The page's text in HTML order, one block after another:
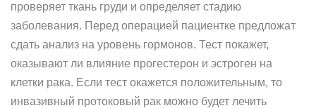
проверяет ткань груди и определяет стадию
заболевания. Перед операцией пациентке предложат
сдать анализ на уровень гормонов. Тест покажет,
оказывают ли влияние прогестерон и эстроген на
клетки рака. Если тест окажется положительным, то
инвазивный протоковый рак можно будет лечить